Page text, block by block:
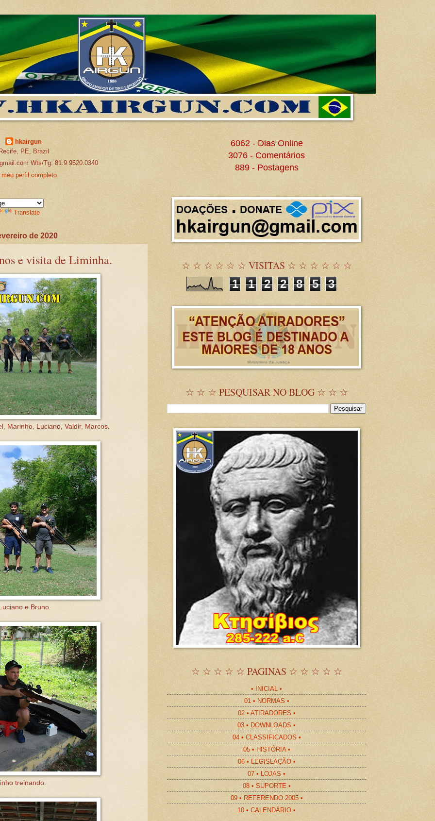
hkairgun
PE, Brazil
Wts/Tg: 81.9.9520.0340
meu perfil completo
Translate
de 2020
e visita de Liminha.
Marinho, Luciano, Valdir, Marcos.
e Bruno.
treinando.
6062 - Dias Online
3076 - Comentários
889 - Postagens
☆ ☆ ☆ ☆ ☆ ☆ VISITAS ☆ ☆ ☆ ☆ ☆ ☆
1
1 2 2 8 5 3
☆ ☆ ☆ PESQUISAR NO BLOG ☆ ☆ ☆
☆ ☆ ☆ ☆ ☆ PAGINAS ☆ ☆ ☆ ☆ ☆
• INICIAL •
01 • NORMAS •
02 • ATIRADORES •
03 • DOWNLOADS •
04 • CLASSIFICADOS •
05 • HISTÓRIA •
06 • LEGISLAÇÃO •
07 • LOJAS •
08 • SUPORTE •
09 • REFERENDO 2005 •
10 • CALENDÁRIO •